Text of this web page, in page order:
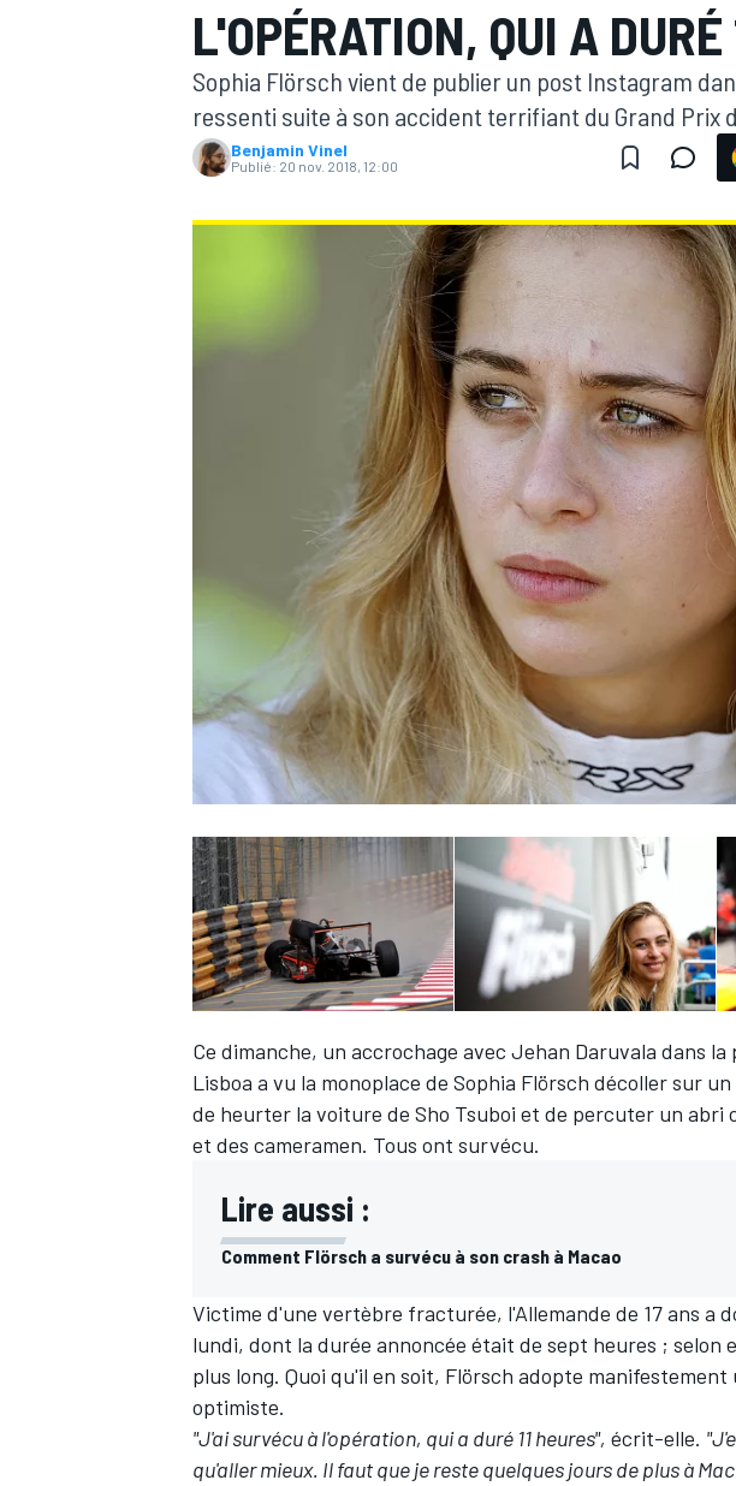
WRC
WEC
L'OPÉRATION, QUI A DURÉ
Sophia Flörsch vient de publier un post Instagram
ressenti suite à son accident terrifiant du Grand Prix
Benjamin Vinel
Publié: 20 nov. 2018, 12:00
Ce dimanche, un accrochage avec Jehan Daruvala dans
Lisboa a vu la monoplace de Sophia Flörsch décoller sur
de heurter la voiture de Sho Tsuboi et de percuter un abri
et des cameramen. Tous ont survécu.
Lire aussi :
Comment Flörsch a survécu à son crash à Macao
Victime d'une vertèbre fracturée, l'Allemande de 17 ans a
lundi, dont la durée annoncée était de sept heures ; selon
plus long. Quoi qu'il en soit, Flörsch adopte
optimiste.
"J'ai survécu à l'opération, qui a duré 11 heures", écrit-elle.
qu'aller mieux. Il faut que je reste quelques jours de plus à